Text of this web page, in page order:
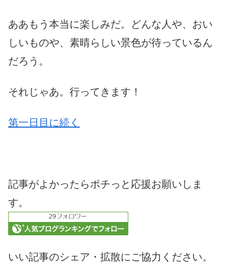
ああもう本当に楽しみだ。どんな人や、おい
しいものや、素晴らしい景色が待っているん
だろう。
それじゃあ。行ってきます！
第一日目に続く
記事がよかったらポチっと応援お願いしま
す。
いい記事のシェア・拡散にご協力ください。